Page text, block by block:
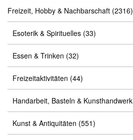
Freizeit, Hobby & Nachbarschaft (2316)
Esoterik & Spirituelles (33)
Essen & Trinken (32)
Freizeitaktivitäten (44)
Handarbeit, Basteln & Kunsthandwerk
Kunst & Antiquitäten (551)